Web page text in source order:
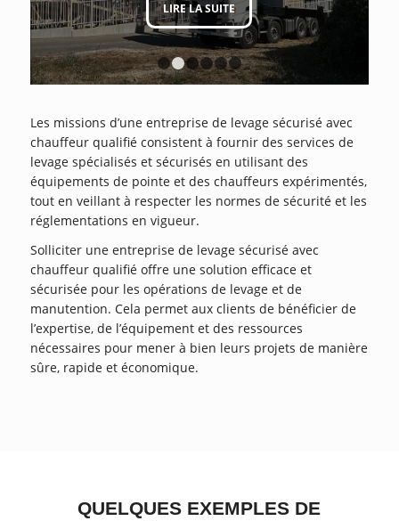
LIRE LA SUITE
1 2 3
Les missions d’une entreprise de levage sécurisé avec
chauffeur qualifié consistent à fournir des services de
levage spécialisés et sécurisés en utilisant des
équipements de pointe et des chauffeurs expérimentés,
tout en veillant à respecter les normes de sécurité et les
réglementations en vigueur.
Solliciter une entreprise de levage sécurisé avec
chauffeur qualifié offre une solution efficace et
sécurisée pour les opérations de levage et de
manutention. Cela permet aux clients de bénéficier de
l’expertise, de l’équipement et des ressources
nécessaires pour mener à bien leurs projets de manière
sûre, rapide et économique.
QUELQUES EXEMPLES DE